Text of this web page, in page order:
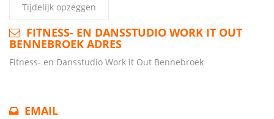
Tijdelijk opzeggen
FITNESS- EN DANSSTUDIO WORK IT OUT
BENNEBROEK ADRES
Fitness- en Dansstudio Work it Out Bennebroek
EMAIL